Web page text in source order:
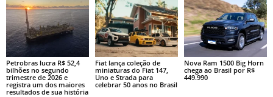
Petrobras lucra R$ 52,4
bilhões no segundo
trimestre de 2026 e
registra um dos maiores
resultados de sua história
Fiat lança coleção de
miniaturas do Fiat 147,
Uno e Strada para
celebrar 50 anos no Brasil
Nova Ram 1500 Big Horn
chega ao Brasil por R$
449.990